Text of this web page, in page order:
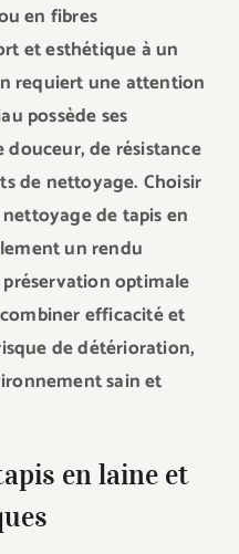
en fibres
et esthétique à un
requiert une attention
possède ses
douceur, de résistance
de nettoyage. Choisir
de tapis en
un rendu
optimale
efficacité et
de détérioration,
sain et
en laine et